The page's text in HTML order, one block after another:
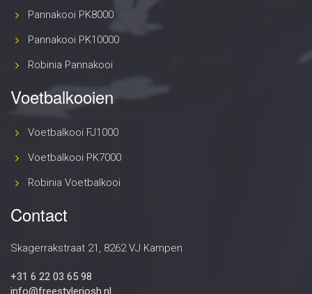
Pannakooi PK8000
Pannakooi PK10000
Robinia Pannakooi
Voetbalkooien
Voetbalkooi FJ1000
Voetbalkooi PK7000
Robinia Voetbalkooi
Contact
Skagerrakstraat 21, 8262 VJ Kampen
+31 6 22 03 65 98
info@freestylerjosh.nl